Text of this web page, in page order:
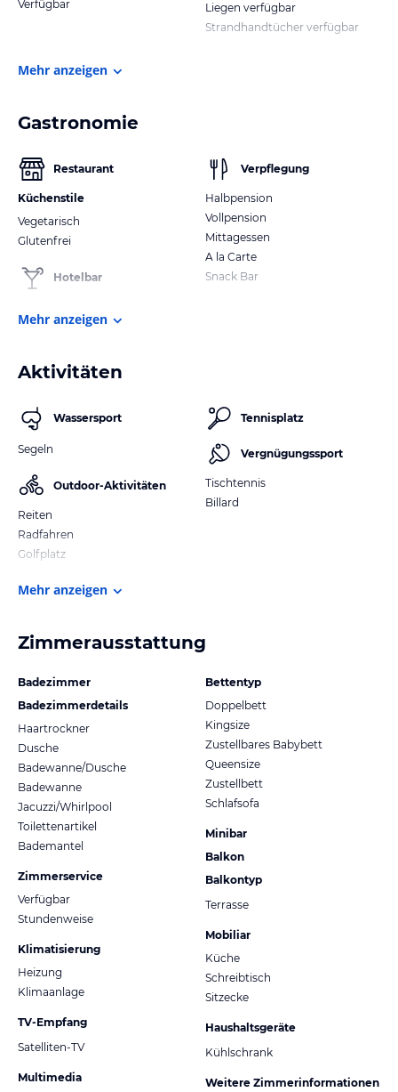
Verfügbar
Liegen verfügbar
Strandhandtücher verfügbar
Mehr anzeigen
Gastronomie
Restaurant
Küchenstile
Vegetarisch
Glutenfrei
Hotelbar
Verpflegung
Halbpension
Vollpension
Mittagessen
A la Carte
Snack Bar
Mehr anzeigen
Aktivitäten
Wassersport
Segeln
Outdoor-Aktivitäten
Reiten
Radfahren
Golfplatz
Tennisplatz
Vergnügungssport
Tischtennis
Billard
Mehr anzeigen
Zimmerausstattung
Badezimmer
Badezimmerdetails
Haartrockner
Dusche
Badewanne/Dusche
Badewanne
Jacuzzi/Whirlpool
Toilettenartikel
Bademantel
Zimmerservice
Verfügbar
Stundenweise
Klimatisierung
Heizung
Klimaanlage
TV-Empfang
Satelliten-TV
Multimedia
Bettentyp
Doppelbett
Kingsize
Zustellbares Babybett
Queensize
Zustellbett
Schlafsofa
Minibar
Balkon
Balkontyp
Terrasse
Mobiliar
Küche
Schreibtisch
Sitzecke
Haushaltsgeräte
Kühlschrank
Weitere Zimmerinformationen